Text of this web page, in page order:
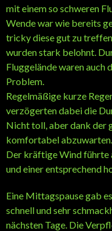
mit einem so schweren
Wende war wie bereits
tricky diese gut zu
wurden stark belohnt.
Fluggelände waren auch
Problem.
Regelmäßige kurze
verzögerten dabei die
Nicht toll, aber dank der
komfortabel abzuwarten.
Der kräftige Wind führte
und einer entsprechend
Eine Mittagspause gab
schnell und sehr
nächsten Tage. Die